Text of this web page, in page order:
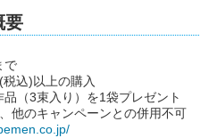
要
で
込)以上の購入
（3束入り）を1袋プレゼント
他のキャンペーンとの併用不可